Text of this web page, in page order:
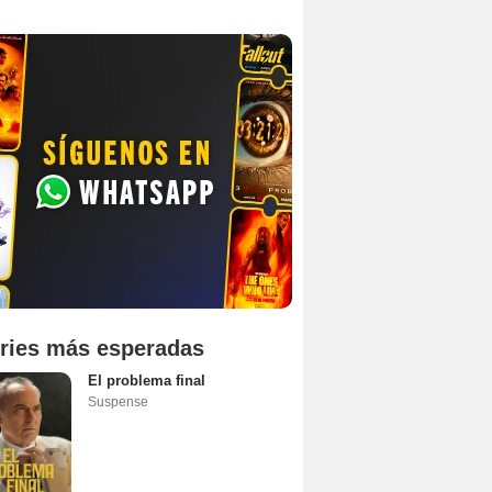
más esperadas
El problema final
Suspense